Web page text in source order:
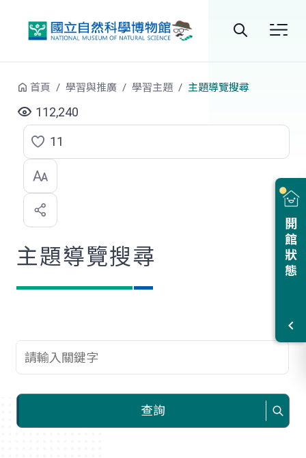
站
尋
開館狀態
首頁 學習與推廣 學習主題 主題導覽搜尋
112,240
點
選
喜
歡
11
主題導覽搜尋
查詢關鍵字
查詢